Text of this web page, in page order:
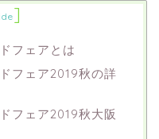
]
フェアとは
フェア2019秋の詳
フェア2019秋大阪